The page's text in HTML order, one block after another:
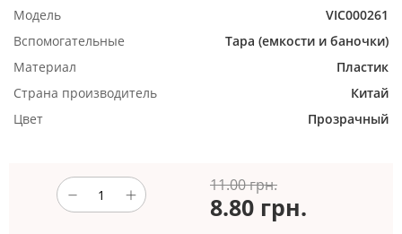
Модель
VIC000261
Вспомогательные
Тара (емкости и баночки)
Материал
Пластик
Страна производитель
Китай
Цвет
Прозрачный
11.00 грн.
8.80 грн.